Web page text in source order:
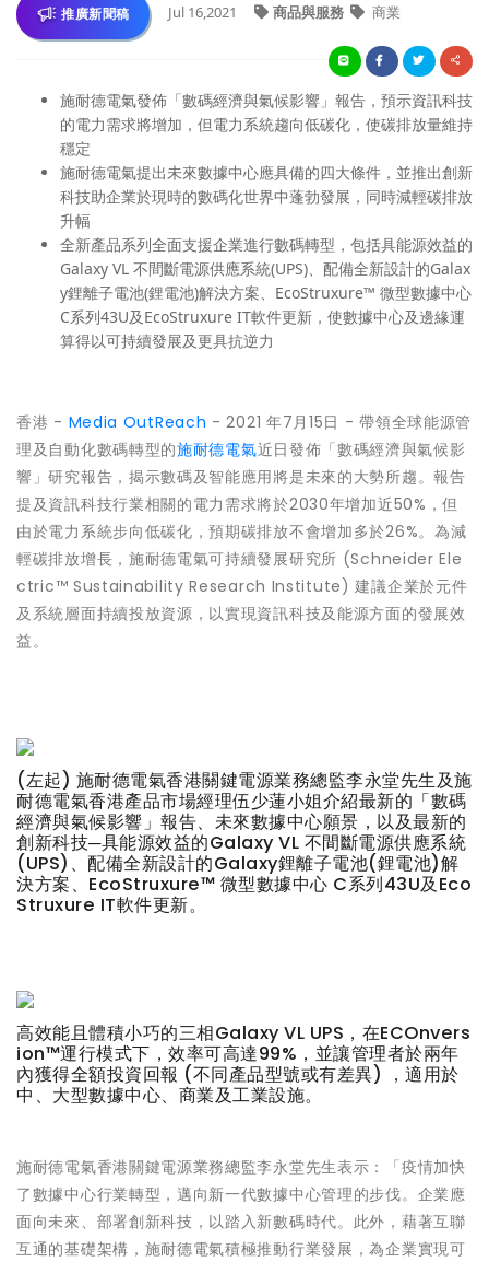
推廣新聞稿 Jul 16,2021 商品與服務 商業
施耐德電氣發佈「數碼經濟與氣候影響」報告，預示資訊科技
的電力需求將增加，但電力系統趨向低碳化，使碳排放量維持
穩定
施耐德電氣提出未來數據中心應具備的四大條件，並推出創新
科技助企業於現時的數碼化世界中蓬勃發展，同時減輕碳排放
升幅
全新產品系列全面支援企業進行數碼轉型，包括具能源效益的
Galaxy VL 不間斷電源供應系統(UPS)、配備全新設計的Galax
y鋰離子電池(鋰電池)解決方案、EcoStruxure™ 微型數據中心
C系列43U及EcoStruxure IT軟件更新，使數據中心及邊緣運
算得以可持續發展及更具抗逆力
香港 - Media OutReach - 2021 年7月15日 - 帶領全球能源管
理及自動化數碼轉型的施耐德電氣近日發佈「數碼經濟與氣候影
響」研究報告，揭示數碼及智能應用將是未來的大勢所趨。報告
提及資訊科技行業相關的電力需求將於2030年增加近50%，但
由於電力系統步向低碳化，預期碳排放不會增加多於26%。為減
輕碳排放增長，施耐德電氣可持續發展研究所 (Schneider Ele
ctric™ Sustainability Research Institute) 建議企業於元件
及系統層面持續投放資源，以實現資訊科技及能源方面的發展效
益。
(左起) 施耐德電氣香港關鍵電源業務總監李永堂先生及施
耐德電氣香港產品市場經理伍少蓮小姐介紹最新的「數碼
經濟與氣候影響」報告、未來數據中心願景，以及最新的
創新科技─具能源效益的Galaxy VL 不間斷電源供應系統
(UPS)、配備全新設計的Galaxy鋰離子電池(鋰電池)解
決方案、EcoStruxure™ 微型數據中心 C系列43U及Eco
Struxure IT軟件更新。
高效能且體積小巧的三相Galaxy VL UPS，在ECOnvers
ion™運行模式下，效率可高達99%，並讓管理者於兩年
內獲得全額投資回報 (不同產品型號或有差異) ，適用於
中、大型數據中心、商業及工業設施。
施耐德電氣香港關鍵電源業務總監李永堂先生表示：「疫情加快
了數據中心行業轉型，邁向新一代數據中心管理的步伐。企業應
面向未來、部署創新科技，以踏入新數碼時代。此外，藉著互聯
互通的基礎架構，施耐德電氣積極推動行業發展，為企業實現可